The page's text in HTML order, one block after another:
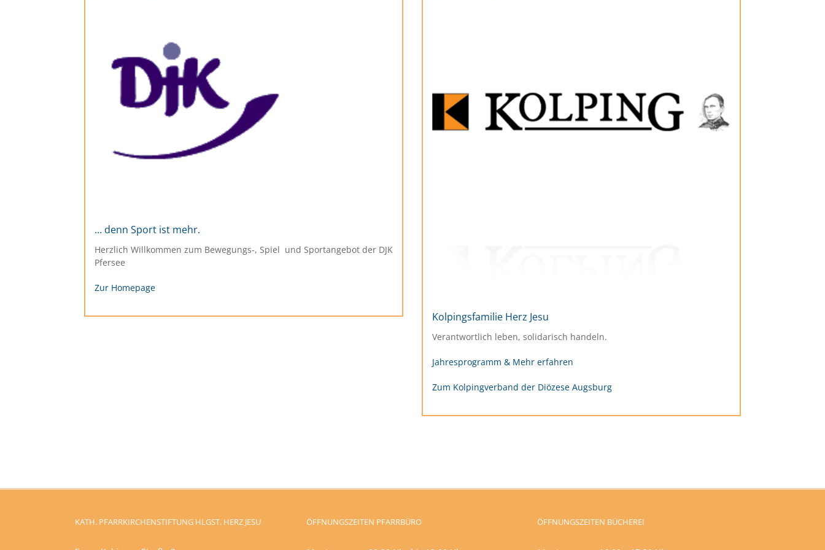
... denn Sport ist mehr.
Herzlich Willkommen zum Bewegungs-, Spiel und Sportangebot der DJK
Pfersee
Zur Homepage
Kolpingsfamilie Herz Jesu
Verantwortlich leben, solidarisch handeln.
Jahresprogramm & Mehr erfahren
Zum Kolpingverband der Diözese Augsburg
KATH. PFARRKIRCHENSTIFTUNG HLGST. HERZ JESU ÖFFNUNGSZEITEN PFARRBÜRO ÖFFNUNGSZEITEN BÜCHEREI